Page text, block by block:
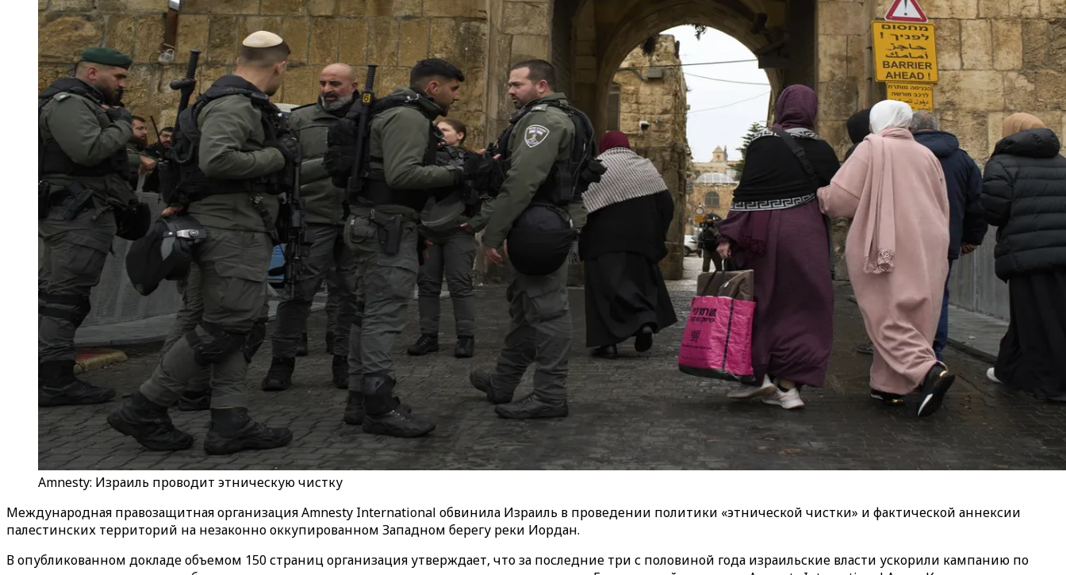
Amnesty: Израиль проводит этническую чистку
Международная правозащитная организация Amnesty International обвинила Израиль в проведении политики «этнической чистки» и фактической аннексии
палестинских территорий на незаконно оккупированном Западном берегу реки Иордан.
В опубликованном докладе объемом 150 страниц организация утверждает, что за последние три с половиной года израильские власти ускорили кампанию по